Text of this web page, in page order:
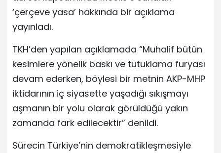
‘çerçeve yasa’ hakkında bir açıklama
yayınladı.
TKH’den yapılan açıklamada “Muhalif bütün
kesimlere yönelik baskı ve tutuklama furyası
devam ederken, böylesi bir metnin AKP-MHP
iktidarının iç siyasette yaşadığı sıkışmayı
aşmanın bir yolu olarak görüldüğü yakın
zamanda fark edilecektir” denildi.
Sürecin Türkiye’nin demokratikleşmesiyle